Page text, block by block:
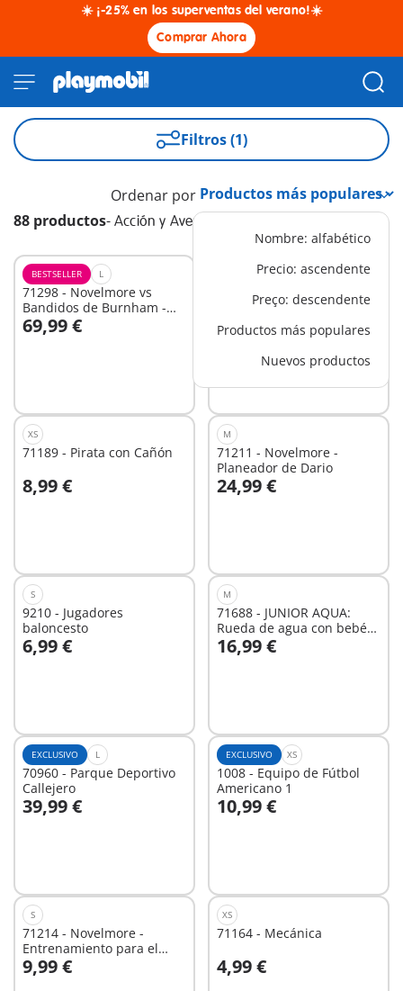
☀️ ¡-25% en los superventas del verano!☀️
Comprar Ahora
Filtros (1)
88 productos- Acción y Aventura
Ordenar por
Nombre: alfabético
Precio: ascendente
Preço: descendente
Productos más populares
Nuevos productos
BESTSELLER L
71298 - Novelmore vs
Bandidos de Burnham -
Torneo
69,99 €
5159 - Motor submarino
7,99 €
disponible
XS
71189 - Pirata con Cañón
8,99 €
M
71211 - Novelmore -
Planeador de Dario
24,99 €
S
9210 - Jugadores
baloncesto
6,99 €
M
71688 - JUNIOR AQUA:
Rueda de agua con bebé
tiburón
16,99 €
EXCLUSIVO L
70960 - Parque Deportivo
Callejero
39,99 €
EXCLUSIVO XS
1008 - Equipo de Fútbol
Americano 1
10,99 €
S
71214 - Novelmore -
Entrenamiento para el
Combate
9,99 €
XS
71164 - Mecánica
4,99 €